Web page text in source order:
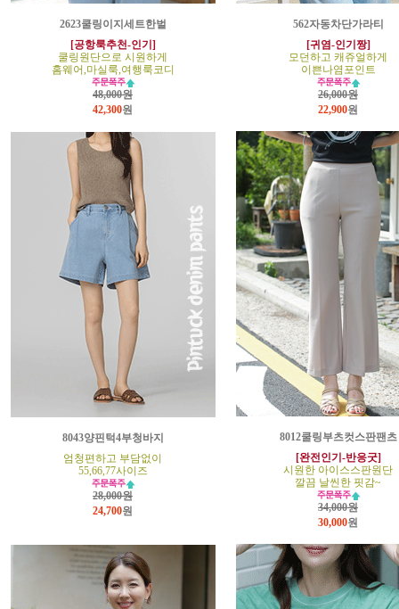
2623쿨링이지세트한벌
[공항룩추천-인기]
쿨링원단으로 시원하게
홈웨어,마실룩,여행룩코디
48,000원
42,300원
562자동차단가라티
[귀염-인기짱]
모던하고 캐쥬얼하게
이쁜나염포인트
26,000원
22,900원
8043양핀턱4부청바지
엄청편하고 부담없이
55,66,77사이즈
28,000원
24,700원
8012쿨링부츠컷스판팬츠
[완전인기-반응굿]
시원한 아이스스판원단
깔끔 날씬한 핏감~
34,000원
30,000원